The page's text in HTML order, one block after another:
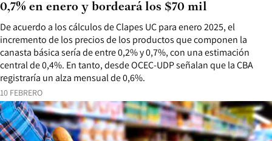
10 FEBRERO
De acuerdo a los cálculos de Clapes UC para enero 2025, el
incremento de los precios de los productos que componen la
canasta básica sería de entre 0,2% y 0,7%, con una estimación
central de 0,4%. En tanto, desde OCEC-UDP señalan que la CBA
registraría un alza mensual de 0,6%.
0,7% en enero y bordeará los $70 mil